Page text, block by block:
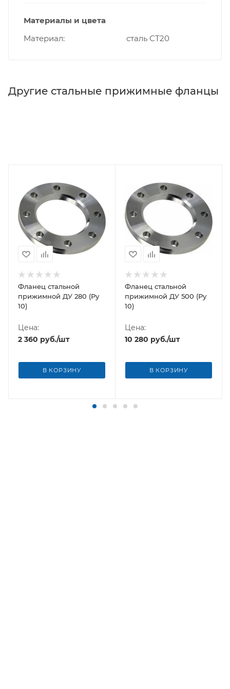
Материалы и цвета
Материал
сталь СТ20
Другие стальные прижимные фланцы
Фланец стальной
прижимной ДУ 280 (Ру
10)
Цена:
2 360 руб./шт
В КОРЗИНУ
Фланец стальной
прижимной ДУ 500 (Ру
10)
Цена:
10 280 руб./шт
В КОРЗИНУ